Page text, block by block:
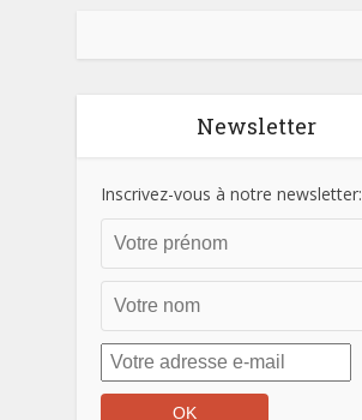
Newsletter
Inscrivez-vous à notre newsletter: